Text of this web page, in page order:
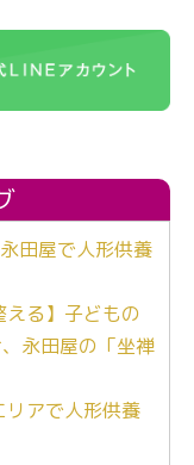
田屋で人形供養
える】子どもの
永田屋の「坐禅
リアで人形供養